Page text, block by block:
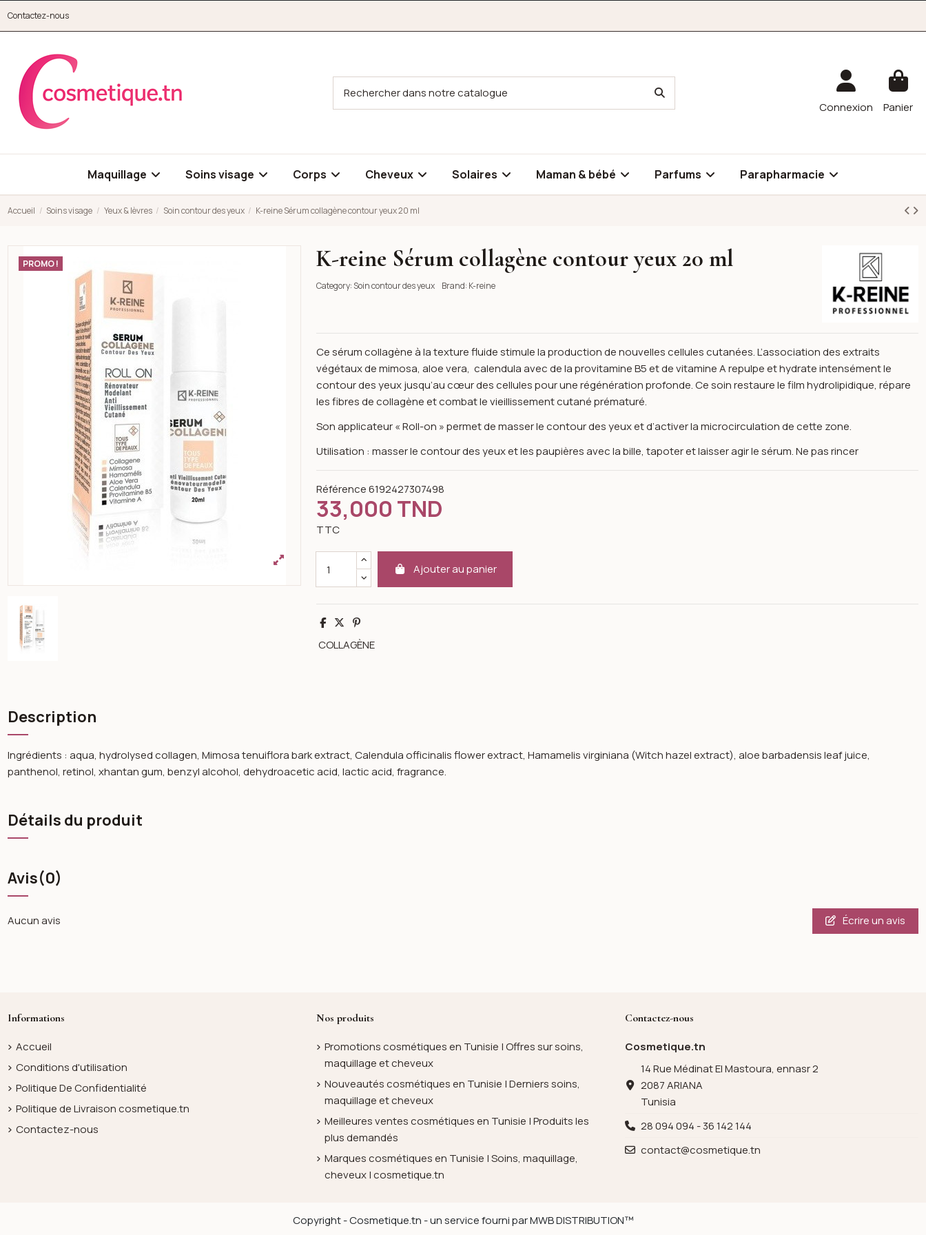
Contactez-nous
Connexion Panier
Maquillage Soins visage Corps Cheveux Solaires Maman & bébé Parfums Parapharmacie
Accueil Soins visage Yeux & lèvres Soin contour des yeux K-reine Sérum collagène contour yeux 20 ml
PROMO !
Open high resolution image of K-reine Sérum collagène contour yeux 20 mlK-reine Sérum collagène contour yeux 20 ml
Category: Soin contour des yeux Brand: K-reine
Ce sérum collagène à la texture fluide stimule la production de nouvelles cellules cutanées. L’association des extraits
végétaux de mimosa, aloe vera, calendula avec de la provitamine B5 et de vitamine A repulpe et hydrate intensément le
contour des yeux jusqu’au cœur des cellules pour une régénération profonde. Ce soin restaure le film hydrolipidique, répare
les fibres de collagène et combat le vieillissement cutané prématuré.
Son applicateur « Roll-on » permet de masser le contour des yeux et d’activer la microcirculation de cette zone.
Utilisation : masser le contour des yeux et les paupières avec la bille, tapoter et laisser agir le sérum. Ne pas rincer
Référence 6192427307498
33,000 TND
TTC
Ajouter au panier
Partager
TweetPinterest
COLLAGÈNE
Description
Ingrédients : aqua, hydrolysed collagen, Mimosa tenuiflora bark extract, Calendula officinalis flower extract, Hamamelis virginiana (Witch hazel extract), aloe barbadensis leaf juice,
panthenol, retinol, xhantan gum, benzyl alcohol, dehydroacetic acid, lactic acid, fragrance.
Détails du produit
Avis(0)
Aucun avis Écrire un avis
Informations
Accueil
Conditions d'utilisation
Politique De Confidentialité
Politique de Livraison cosmetique.tn
Contactez-nous
Nos produits
Promotions cosmétiques en Tunisie | Offres sur soins,
maquillage et cheveux
Nouveautés cosmétiques en Tunisie | Derniers soins,
maquillage et cheveux
Meilleures ventes cosmétiques en Tunisie | Produits les
plus demandés
Marques cosmétiques en Tunisie | Soins, maquillage,
cheveux | cosmetique.tn
Contactez-nous
Cosmetique.tn
14 Rue Médinat El Mastoura, ennasr 2
2087 ARIANA
Tunisia
28 094 094 - 36 142 144
contact@cosmetique.tn
Copyright - Cosmetique.tn - un service fourni par MWB DISTRIBUTION™